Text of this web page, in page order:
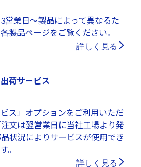
営業日～製品によって異なるた
製品ページをご覧ください。
詳しく見る
荷サービス
ビス」オプションをご利用いただ
文は翌営業日に当社工場より発
状況によりサービスが使用でき
。
詳しく見る